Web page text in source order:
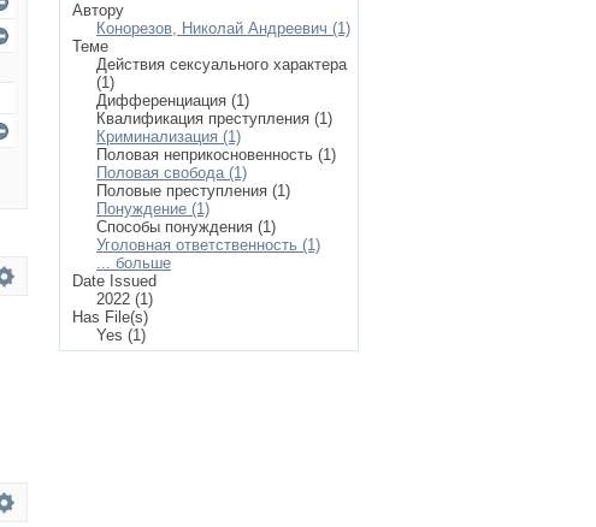
Автору
Конорезов, Николай Андреевич (1)
Теме
Действия сексуального характера
(1)
Дифференциация (1)
Квалификация преступления (1)
Криминализация (1)
Половая неприкосновенность (1)
Половая свобода (1)
Половые преступления (1)
Понуждение (1)
Способы понуждения (1)
Уголовная ответственность (1)
... больше
Date Issued
2022 (1)
Has File(s)
Yes (1)